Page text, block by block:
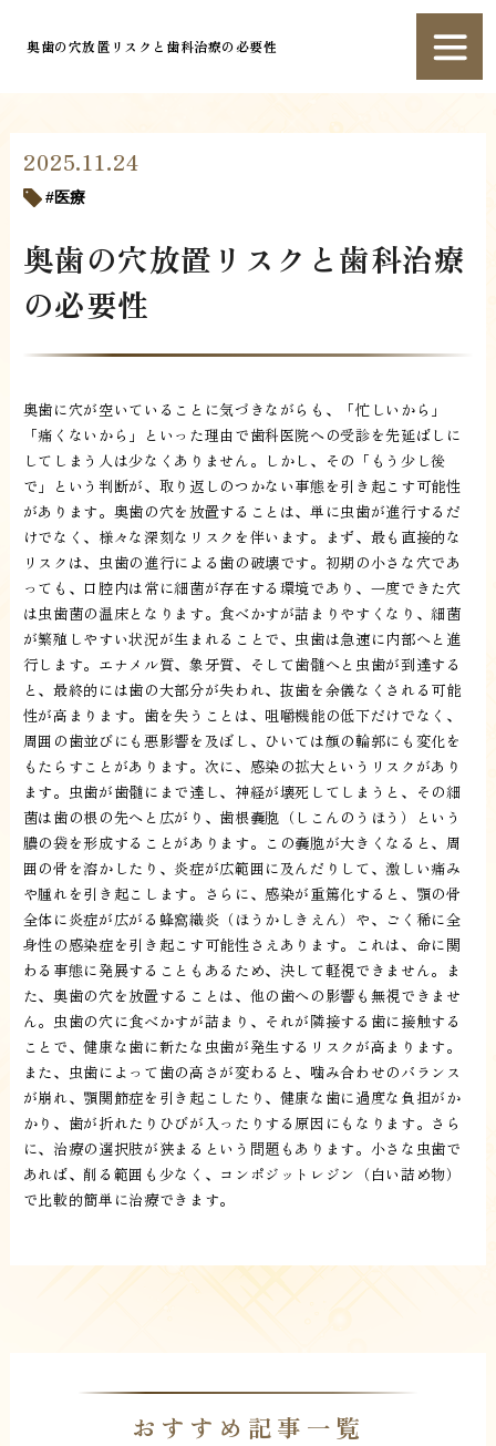
奥歯の穴放置リスクと歯科治療の必要性
2025.11.24
医療
奥歯の穴放置リスクと歯科治療
の必要性
奥歯に穴が空いていることに気づきながらも、「忙しいから」
「痛くないから」といった理由で歯科医院への受診を先延ばしに
してしまう人は少なくありません。しかし、その「もう少し後
で」という判断が、取り返しのつかない事態を引き起こす可能性
があります。奥歯の穴を放置することは、単に虫歯が進行するだ
けでなく、様々な深刻なリスクを伴います。まず、最も直接的な
リスクは、虫歯の進行による歯の破壊です。初期の小さな穴であ
っても、口腔内は常に細菌が存在する環境であり、一度できた穴
は虫歯菌の温床となります。食べかすが詰まりやすくなり、細菌
が繁殖しやすい状況が生まれることで、虫歯は急速に内部へと進
行します。エナメル質、象牙質、そして歯髄へと虫歯が到達する
と、最終的には歯の大部分が失われ、抜歯を余儀なくされる可能
性が高まります。歯を失うことは、咀嚼機能の低下だけでなく、
周囲の歯並びにも悪影響を及ぼし、ひいては顔の輪郭にも変化を
もたらすことがあります。次に、感染の拡大というリスクがあり
ます。虫歯が歯髄にまで達し、神経が壊死してしまうと、その細
菌は歯の根の先へと広がり、歯根嚢胞（しこんのうほう）という
膿の袋を形成することがあります。この嚢胞が大きくなると、周
囲の骨を溶かしたり、炎症が広範囲に及んだりして、激しい痛み
や腫れを引き起こします。さらに、感染が重篤化すると、顎の骨
全体に炎症が広がる蜂窩織炎（ほうかしきえん）や、ごく稀に全
身性の感染症を引き起こす可能性さえあります。これは、命に関
わる事態に発展することもあるため、決して軽視できません。ま
た、奥歯の穴を放置することは、他の歯への影響も無視できませ
ん。虫歯の穴に食べかすが詰まり、それが隣接する歯に接触する
ことで、健康な歯に新たな虫歯が発生するリスクが高まります。
また、虫歯によって歯の高さが変わると、噛み合わせのバランス
が崩れ、顎関節症を引き起こしたり、健康な歯に過度な負担がか
かり、歯が折れたりひびが入ったりする原因にもなります。さら
に、治療の選択肢が狭まるという問題もあります。小さな虫歯で
あれば、削る範囲も少なく、コンポジットレジン（白い詰め物）
で比較的簡単に治療できます。
おすすめ記事一覧